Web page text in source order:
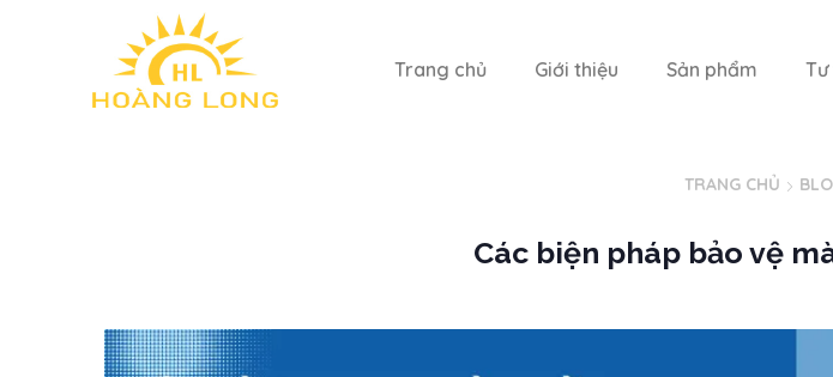
Trang chủ Giới thiệu Sản phẩm
TRANG CHỦ
Các biện pháp bảo vệ